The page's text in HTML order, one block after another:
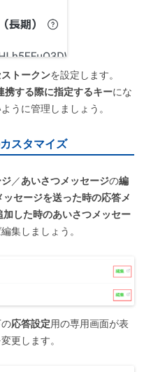
トークンを設定します。
する際に指定するキーにな
うに管理しましょう。
スタマイズ
／あいさつメッセージの編
ッセージを送った時の応答メ
した時のあいさつメッセー
集しましょう。
応答設定用の専用画面が表
更します。